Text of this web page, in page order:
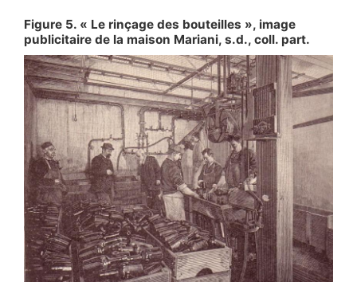
Figure 5. « Le rinçage des bouteilles », image
publicitaire de la maison Mariani, s.d., coll. part.